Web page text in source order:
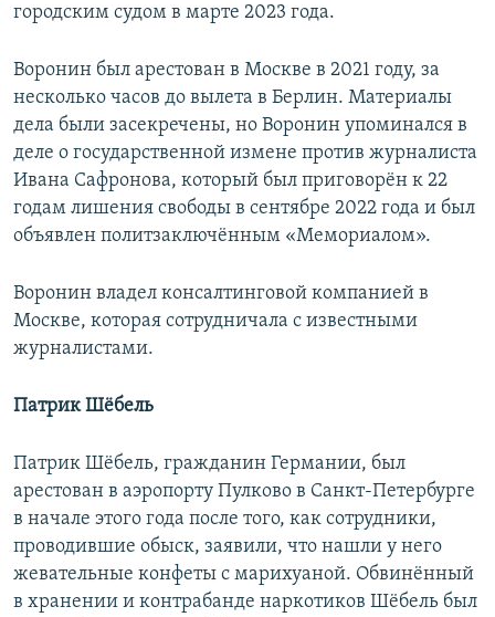
городским судом в марте 2023 года.
Воронин был арестован в Москве в 2021 году, за
несколько часов до вылета в Берлин. Материалы
дела были засекречены, но Воронин упоминался в
деле о государственной измене против журналиста
Ивана Сафронова, который был приговорён к 22
годам лишения свободы в сентябре 2022 года и был
объявлен политзаключённым «Мемориалом».
Воронин владел консалтинговой компанией в
Москве, которая сотрудничала с известными
журналистами.
Патрик Шёбель
Патрик Шёбель, гражданин Германии, был
арестован в аэропорту Пулково в Санкт-Петербурге
в начале этого года после того, как сотрудники,
проводившие обыск, заявили, что нашли у него
жевательные конфеты с марихуаной. Обвинённый
в хранении и контрабанде наркотиков Шёбель был